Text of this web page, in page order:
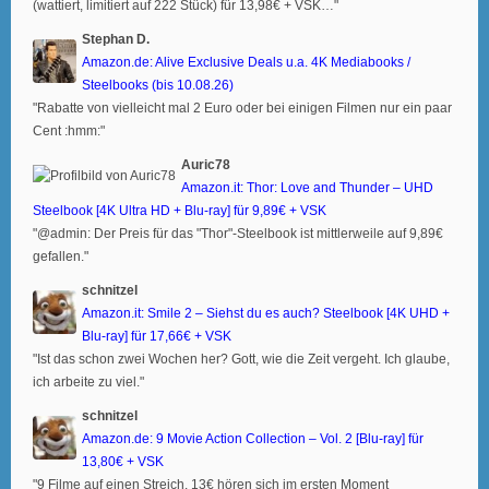
(wattiert, limitiert auf 222 Stück) für 13,98€ + VSK…"
Stephan D.
Amazon.de: Alive Exclusive Deals u.a. 4K Mediabooks /
Steelbooks (bis 10.08.26)
"Rabatte von vielleicht mal 2 Euro oder bei einigen Filmen nur ein paar
Cent :hmm:"
Auric78
Amazon.it: Thor: Love and Thunder – UHD
Steelbook [4K Ultra HD + Blu-ray] für 9,89€ + VSK
"@admin: Der Preis für das "Thor"-Steelbook ist mittlerweile auf 9,89€
gefallen."
schnitzel
Amazon.it: Smile 2 – Siehst du es auch? Steelbook [4K UHD +
Blu-ray] für 17,66€ + VSK
"Ist das schon zwei Wochen her? Gott, wie die Zeit vergeht. Ich glaube,
ich arbeite zu viel."
schnitzel
Amazon.de: 9 Movie Action Collection – Vol. 2 [Blu-ray] für
13,80€ + VSK
"9 Filme auf einen Streich. 13€ hören sich im ersten Moment